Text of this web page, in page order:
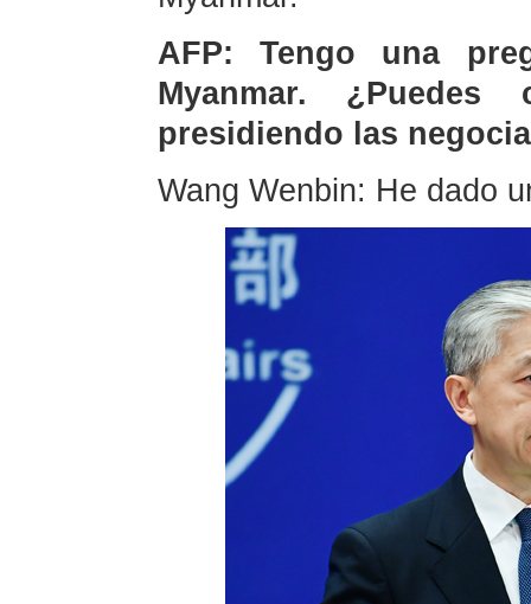
AFP: Tengo una
Myanmar.
presidiendo las
Wang Wenbin: He dado